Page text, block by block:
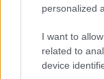
personalized
I want to
related to
device